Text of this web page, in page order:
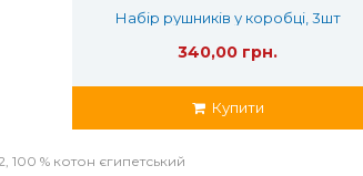
Набір рушників у коробці, 3шт
340,00 грн.
Купити
% котон єгипетський